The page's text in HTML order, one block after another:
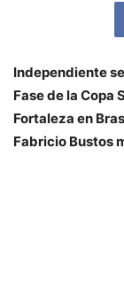
Independiente
Fase de la Copa
Fortaleza en
Fabricio Bustos